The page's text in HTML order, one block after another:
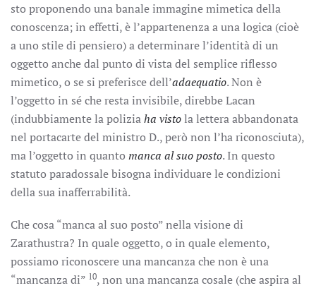
sto proponendo una banale immagine mimetica della
conoscenza; in effetti, è l’appartenenza a una logica (cioè
a uno stile di pensiero) a determinare l’identità di un
oggetto anche dal punto di vista del semplice riflesso
mimetico, o se si preferisce dell’adaequatio. Non è
l’oggetto in sé che resta invisibile, direbbe Lacan
(indubbiamente la poliziaha vistola lettera abbandonata
nel portacarte del ministro D., però non l’ha riconosciuta),
ma l’oggetto in quanto manca al suo posto. In questo
statuto paradossale bisogna individuare le condizioni
della sua inafferrabilità.
Che cosa “manca al suo posto” nella visione di
Zarathustra? In quale oggetto, o in quale elemento,
possiamo riconoscere una mancanza che non è una
“mancanza di” 10, non una mancanza cosale (che aspira al